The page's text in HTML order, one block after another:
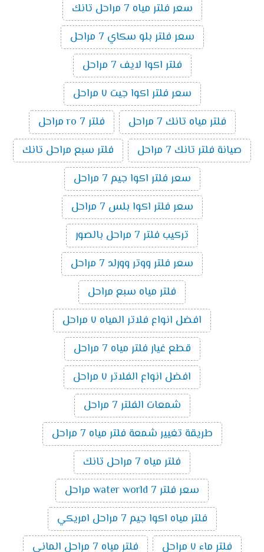
سعر فلتر مياه 7 مراحل تانك
سعر فلتر بلو سكاي 7 مراحل
فلتر اكوا لايف 7 مراحل
سعر فلتر اكوا جيت ٧ مراحل
فلتر مياه تانك 7 مراحل
فلتر ro 7 مراحل
صيانة فلتر تانك 7 مراحل
فلتر سبع مراحل تانك
سعر فلتر اكوا جيم 7 مراحل
سعر فلتر اكوا بلس 7 مراحل
تركيب فلتر 7 مراحل بالصور
سعر فلتر ووتر وورلد 7 مراحل
فلتر مياه سبع مراحل
افضل انواع فلاتر المياه ٧ مراحل
قطع غيار فلتر مياه 7 مراحل
افضل انواع الفلاتر ٧ مراحل
شمعات الفلتر 7 مراحل
طريقة تغيير شمعة فلتر مياه 7 مراحل
فلتر مياه 7 مراحل تانك
سعر فلتر water world 7 مراحل
فلتر مياه اكوا جيم 7 مراحل امريكي
فلتر ماء ٧ مراحل
فلتر مياه 7 مراحل الماني